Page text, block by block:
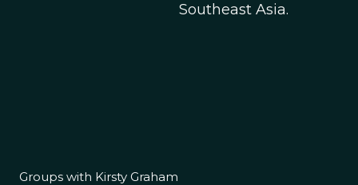
Southeast Asia.
Groups with Kirsty Graham